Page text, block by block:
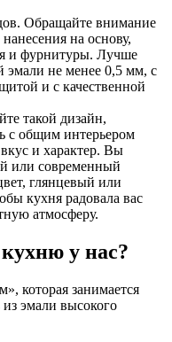
Обращайте внимание
на основу,
и фурнитуры. Лучше
эмали не менее 0,5 мм, с
и с качественной
такой дизайн,
с общим интерьером
и характер. Вы
или современный
глянцевый или
кухня радовала вас
атмосферу.
у нас?
которая занимается
эмали высокого